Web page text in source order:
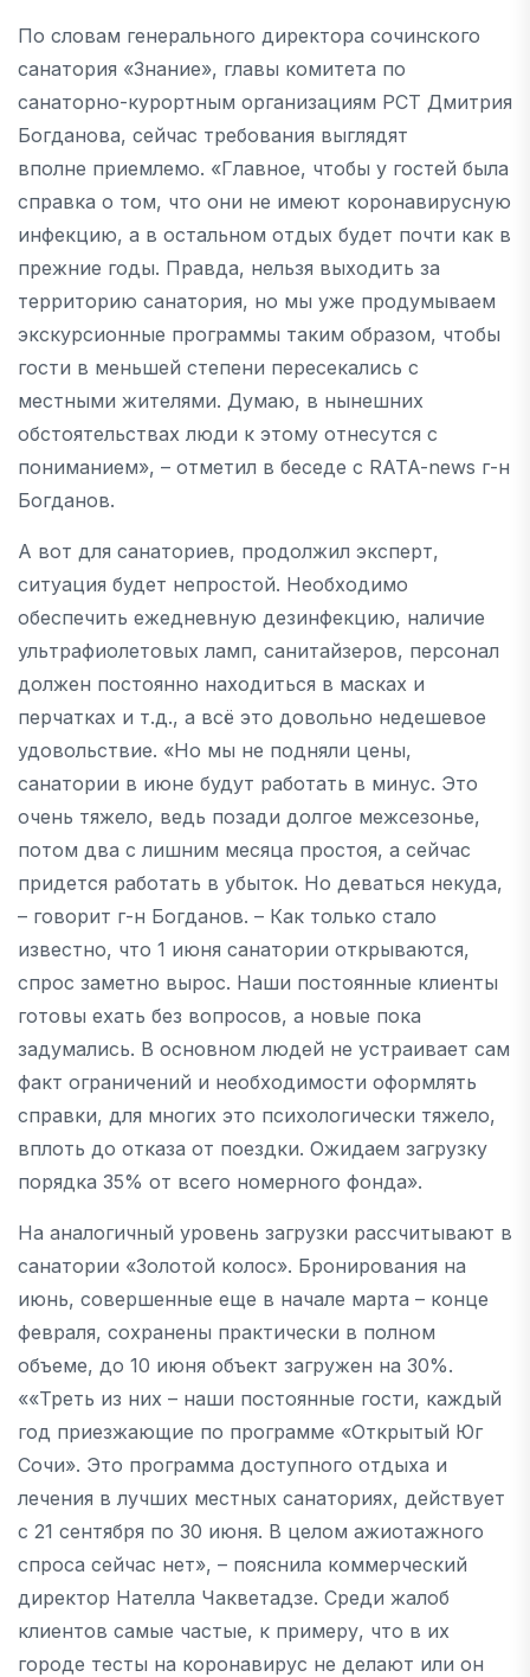
По словам генерального директора сочинского
санатория «Знание», главы комитета по
санаторно-курортным организациям РСТ Дмитрия
Богданова, сейчас требования выглядят
вполне приемлемо. «Главное, чтобы у гостей была
справка о том, что они не имеют коронавирусную
инфекцию, а в остальном отдых будет почти как в
прежние годы. Правда, нельзя выходить за
территорию санатория, но мы уже продумываем
экскурсионные программы таким образом, чтобы
гости в меньшей степени пересекались с
местными жителями. Думаю, в нынешних
обстоятельствах люди к этому отнесутся с
пониманием», – отметил в беседе с RATA-news г-н
Богданов.
А вот для санаториев, продолжил эксперт,
ситуация будет непростой. Необходимо
обеспечить ежедневную дезинфекцию, наличие
ультрафиолетовых ламп, санитайзеров, персонал
должен постоянно находиться в масках и
перчатках и т.д., а всё это довольно недешевое
удовольствие. «Но мы не подняли цены,
санатории в июне будут работать в минус. Это
очень тяжело, ведь позади долгое межсезонье,
потом два с лишним месяца простоя, а сейчас
придется работать в убыток. Но деваться некуда,
– говорит г-н Богданов. – Как только стало
известно, что 1 июня санатории открываются,
спрос заметно вырос. Наши постоянные клиенты
готовы ехать без вопросов, а новые пока
задумались. В основном людей не устраивает сам
факт ограничений и необходимости оформлять
справки, для многих это психологически тяжело,
вплоть до отказа от поездки. Ожидаем загрузку
порядка 35% от всего номерного фонда».
На аналогичный уровень загрузки рассчитывают в
санатории «Золотой колос». Бронирования на
июнь, совершенные еще в начале марта – конце
февраля, сохранены практически в полном
объеме, до 10 июня объект загружен на 30%.
««Треть из них – наши постоянные гости, каждый
год приезжающие по программе «Открытый Юг
Сочи». Это программа доступного отдыха и
лечения в лучших местных санаториях, действует
с 21 сентября по 30 июня. В целом ажиотажного
спроса сейчас нет», – пояснила коммерческий
директор Нателла Чакветадзе. Среди жалоб
клиентов самые частые, к примеру, что в их
городе тесты на коронавирус не делают или он